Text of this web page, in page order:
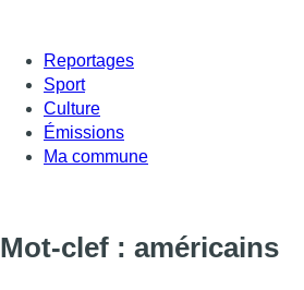
Reportages
Sport
Culture
Émissions
Ma commune
Mot-clef : américains